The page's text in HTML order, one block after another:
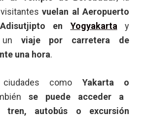
vuelan al Aeropuerto
en Yogyakarta y
un viaje por carretera de
una hora.
como Yakarta o
se puede acceder a
tren, autobús o excursión